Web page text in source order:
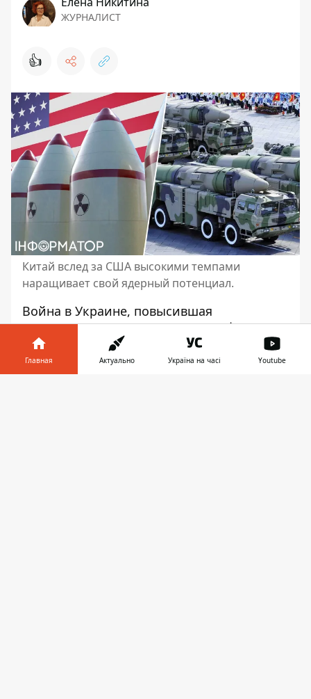
ЖУРНАЛИСТ
👍
Китай вслед за США высокими темпами
наращивает свой ядерный потенциал.
Война в Украине, повысившая
напряженность во всем мире на фоне
бесконечного “бряцания”
ядерным
оружием Россией, заставляет мир
модернизировать и расширять свои
Главная Актуально Україна на часі Youtube